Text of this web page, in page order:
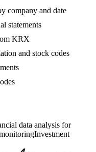
company and date
statements
KRX
and stock codes
data analysis for
Investment